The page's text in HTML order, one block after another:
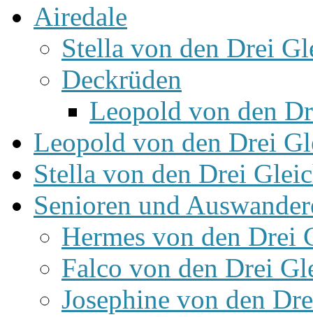
Airedale
Stella von den Drei
Deckrüden
Leopold von den
Leopold von den Drei
Stella von den Drei
Senioren und
Hermes von den Drei
Falco von den Drei
Josephine von den